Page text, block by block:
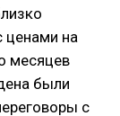
ценами на
месяцев
были
с